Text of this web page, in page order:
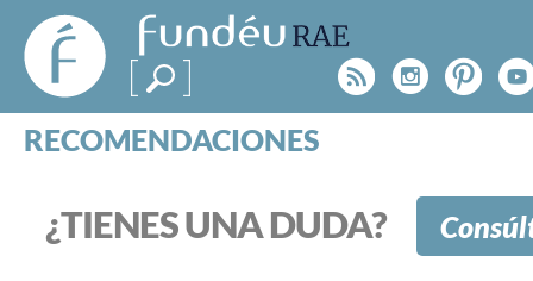
FundéuRAE
- Fundación
del Español
Urgente
Rss
RECOMENDACIONES
CATEGORÍAS
ESPECIALES
BLOG
¿TIENES UNA DUDA?